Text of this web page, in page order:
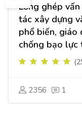
Lồng ghép
tác xây dựng
phổ biến, giáo
chống bạo lực
2356 1